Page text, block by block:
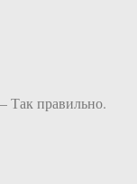
Так правильно.